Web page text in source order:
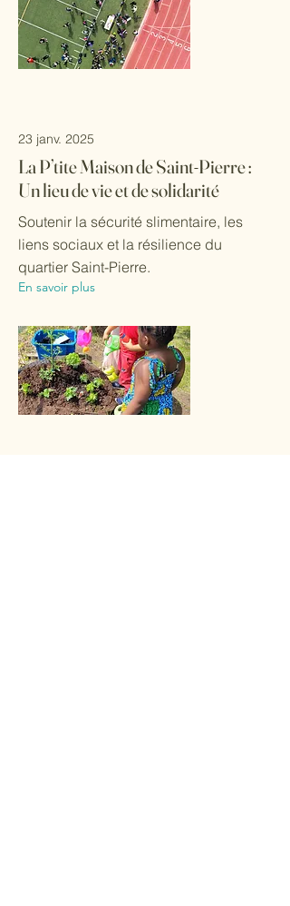
23 janv. 2025
La P’tite Maison de Saint-Pierre :
Un lieu de vie et de solidarité
Soutenir la sécurité slimentaire, les
liens sociaux et la résilience du
quartier Saint-Pierre.
En savoir plus